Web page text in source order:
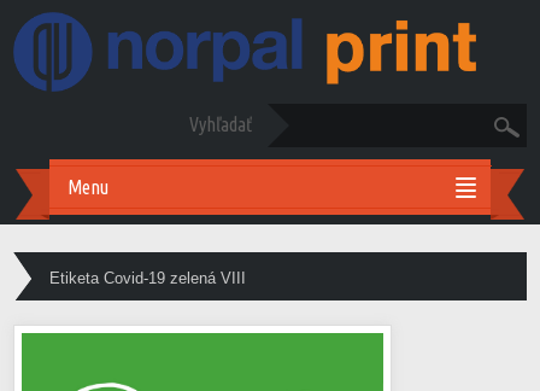
Vyhľadať
Menu
Etiketa Covid-19 zelená VIII